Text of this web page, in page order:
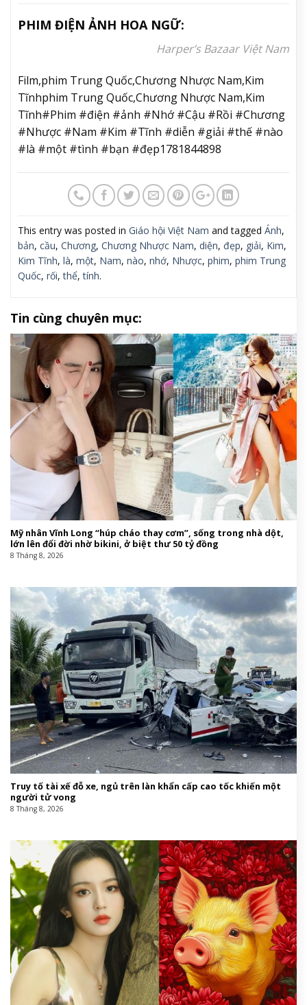
PHIM ĐIỆN ẢNH HOA NGỮ:
Harper’s Bazaar Việt Nam
Film,phim Trung Quốc,Chương Nhược Nam,Kim
Tĩnhphim Trung Quốc,Chương Nhược Nam,Kim
Tĩnh#Phim #điện #ảnh #Nhớ #Cậu #Rồi #Chương
#Nhược #Nam #Kim #Tĩnh #diễn #giải #thế #nào
#là #một #tình #bạn #đẹp1781844898
This entry was posted in Giáo hội Việt Nam and tagged Ánh,
bản, cầu, Chương, Chương Nhược Nam, diện, đẹp, giải, Kim,
Kim Tĩnh, là, một, Nam, nào, nhớ, Nhược, phim, phim Trung
Quốc, rối,thể,tính.
Tin cùng chuyên mục:
Mỹ nhân Vĩnh Long “húp cháo thay cơm”, sống trong nhà dột,
lớn lên đổi đời nhờ bikini, ở biệt thư 50 tỷ đồng
8 Tháng 8, 2026
Truy tố tài xế đỗ xe, ngủ trên làn khẩn cấp cao tốc khiến một
người tử vong
8 Tháng 8, 2026